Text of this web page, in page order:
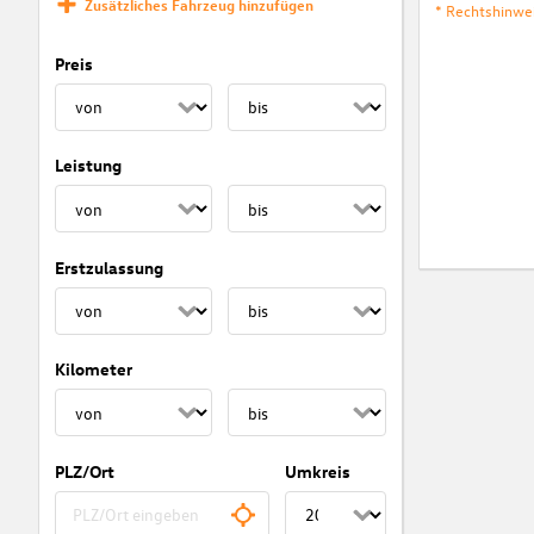
Preis
Leistung
Erstzulassung
Kilometer
PLZ/Ort Umkreis
*